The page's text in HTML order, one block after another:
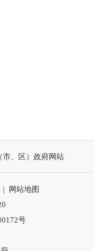
市、区）政府网站
|
网站地图
号